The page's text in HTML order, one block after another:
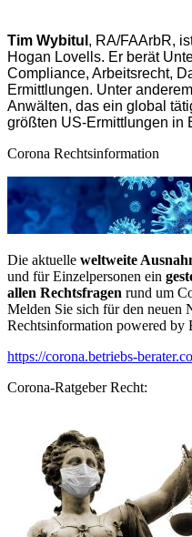
Tim Wybitul , RA/FAArbR,
Hogan Lovells. Er berät
Compliance, Arbeitsrecht,
Ermittlungen. Unter
Anwälten, das ein global
größten US-Ermittlungen in
Corona Rechtsinformation
Die aktuelle weltweite
und für Einzelpersonen ein
allen Rechtsfragen rund um
Melden Sie sich für den neuen
Rechtsinformation powered by
https://corona.betriebs-
Corona-Ratgeber Recht: